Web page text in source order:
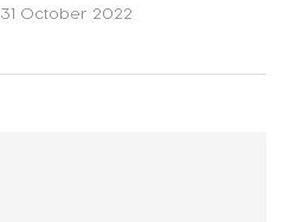
31 October 2022